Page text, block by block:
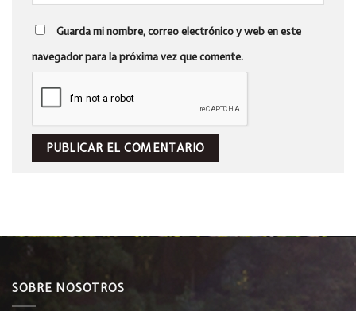
Guarda mi nombre, correo electrónico y web en este
navegador para la próxima vez que comente.
SOBRE NOSOTROS